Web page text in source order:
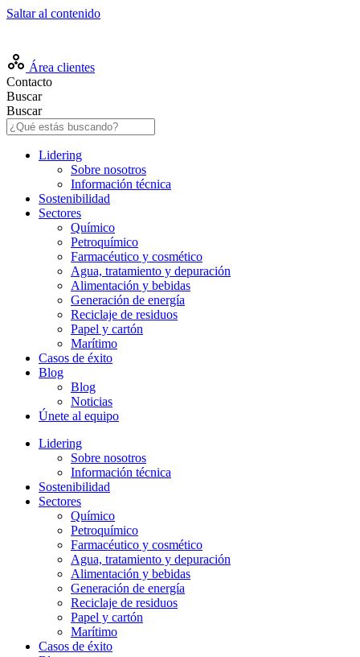
Saltar al contenido
Área clientes
Contacto
Buscar
Buscar
Lidering
Sobre nosotros
Información técnica
Sostenibilidad
Sectores
Químico
Petroquímico
Farmacéutico y cosmético
Agua, tratamiento y depuración
Alimentación y bebidas
Generación de energía
Reciclaje de residuos
Papel y cartón
Marítimo
Casos de éxito
Blog
Blog
Noticias
Únete al equipo
Lidering
Sobre nosotros
Información técnica
Sostenibilidad
Sectores
Químico
Petroquímico
Farmacéutico y cosmético
Agua, tratamiento y depuración
Alimentación y bebidas
Generación de energía
Reciclaje de residuos
Papel y cartón
Marítimo
Casos de éxito